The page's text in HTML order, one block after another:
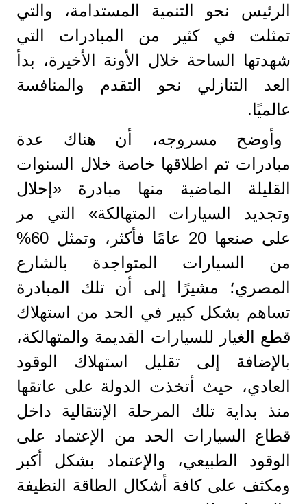
الرئيس نحو التنمية المستدامة، والتي
تمثلت في كثير من المبادرات التي
شهدتها الساحة خلال الأونة الأخيرة، بدأ
العد التنازلي نحو التقدم والمنافسة
عالميًا.
وأوضح مسروجه، أن هناك عدة
مبادرات تم اطلاقها خاصة خلال السنوات
القليلة الماضية منها مبادرة «إحلال
وتجديد السيارات المتهالكة» التي مر
على صنعها 20 عامًا فأكثر، وتمثل 60%
من السيارات المتواجدة بالشارع
المصري؛ مشيرًا إلى أن تلك المبادرة
تساهم بشكل كبير في الحد من استهلاك
قطع الغيار للسيارات القديمة والمتهالكة،
بالإضافة إلى تقليل استهلاك الوقود
العادي، حيث أتخذت الدولة على عاتقها
منذ بداية تلك المرحلة الإنتقالية داخل
قطاع السيارات الحد من الإعتماد على
الوقود الطبيعي، والإعتماد بشكل أكبر
ومكثف على كافة أشكال الطاقة النظيفة